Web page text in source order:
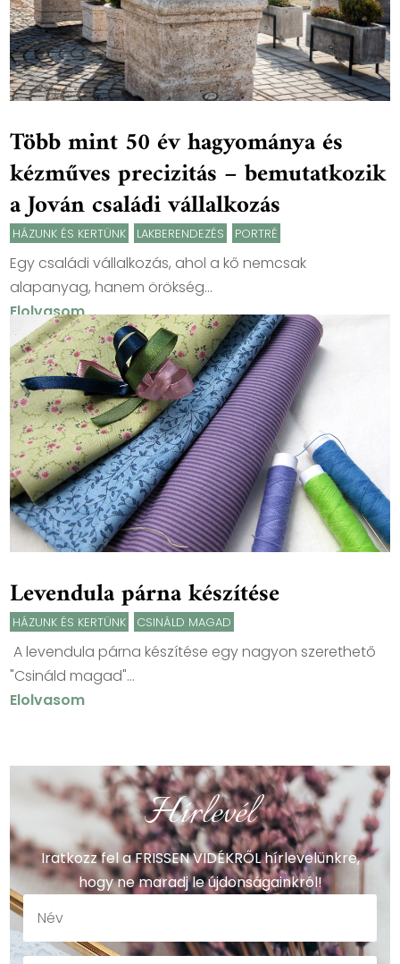
Több mint 50 év hagyománya és
kézműves precizitás – bemutatkozik
a Jován családi vállalkozás
HÁZUNK ÉS KERTÜNK LAKBERENDEZÉS PORTRÉ
Egy családi vállalkozás, ahol a kő nemcsak
alapanyag, hanem örökség...
Elolvasom
Levendula párna készítése
HÁZUNK ÉS KERTÜNK CSINÁLD MAGAD
A levendula párna készítése egy nagyon szerethető
"Csináld magad"...
Elolvasom
Hírlevél
Iratkozz fel a FRISSEN VIDÉKRŐL hírlevelünkre,
hogy ne maradj le újdonságainkról!